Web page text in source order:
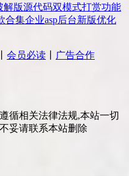
解版源代码双模式打赏功能
合集企业asp后台新版优化
会员必读 广告合作
循相关法律法规,本站一切
妥请联系本站删除